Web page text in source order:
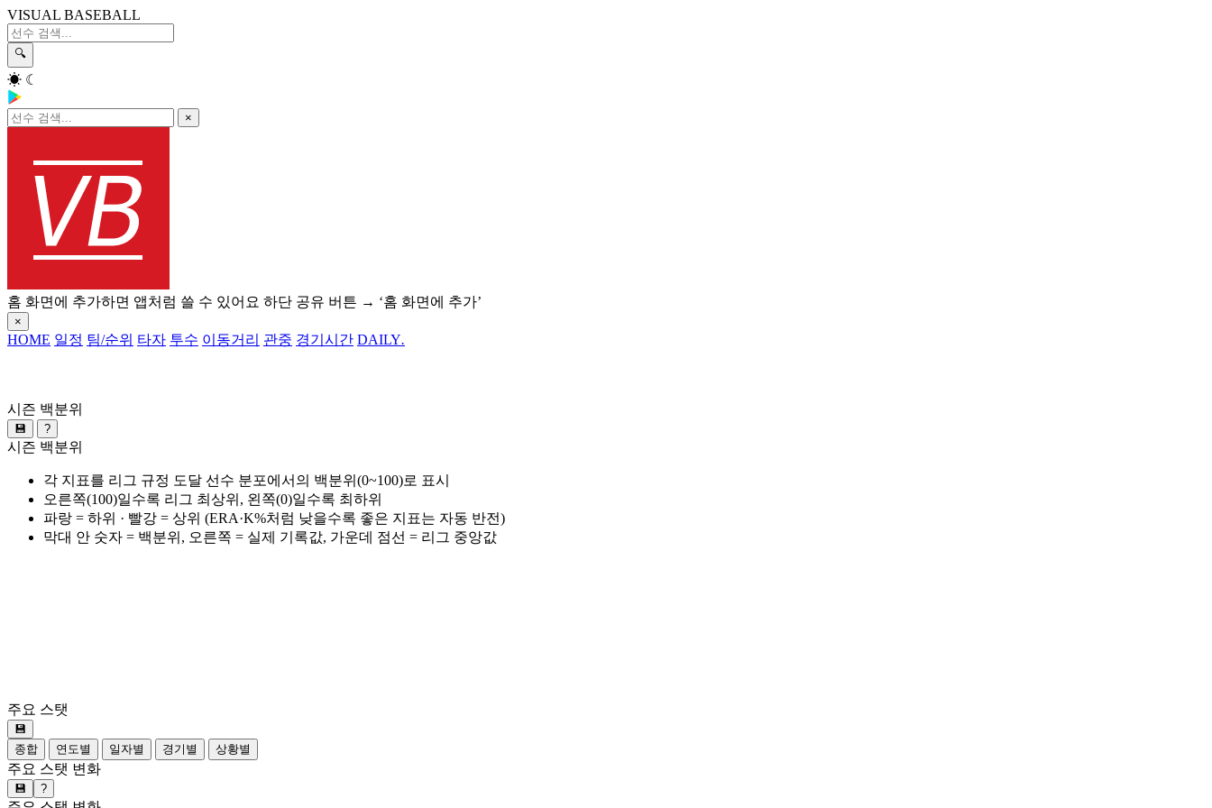
VISUAL BASEBALL
🔍
☀ ☾
×
홈 화면에 추가하면 앱처럼 쓸 수 있어요 하단 공유 버튼 → ‘홈 화면에 추가’
×
HOME 일정 팀/순위 타자 투수 이동거리 관중 경기시간 DAILY.
시즌 백분위
💾 ?
시즌 백분위
각 지표를 리그 규정 도달 선수 분포에서의 백분위(0~100)로 표시
오른쪽(100)일수록 리그 최상위, 왼쪽(0)일수록 최하위
파랑 = 하위 · 빨강 = 상위 (ERA·K%처럼 낮을수록 좋은 지표는 자동 반전)
막대 안 숫자 = 백분위, 오른쪽 = 실제 기록값, 가운데 점선 = 리그 중앙값
주요 스탯
💾
종합
연도별 일자별 경기별 상황별
주요 스탯 변화
💾 ?